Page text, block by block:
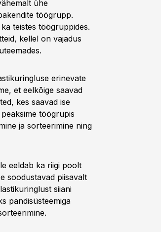
ühe
töögrupp.
teistes töögruppides.
kellel on vajadus
erinevate
et eelkõige saavad
kes saavad ise
töögrupis
ja sorteerimine ning
eeldab ka riigi poolt
soodustavad piisavalt
siiani
pandisüsteemiga